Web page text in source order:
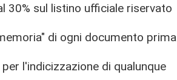
30% sul listino ufficiale riservato
di ogni documento prima
l'indicizzazione di qualunque